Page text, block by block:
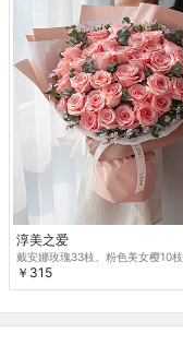
淳美之爱
戴安娜玫瑰33枝、粉色美女樱10枝
￥315